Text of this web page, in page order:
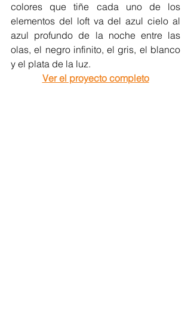
colores que tiñe cada uno de los
elementos del loft va del azul cielo al
azul profundo de la noche entre las
olas, el negro infinito, el gris, el blanco
y el plata de la luz.
Ver el proyecto completo